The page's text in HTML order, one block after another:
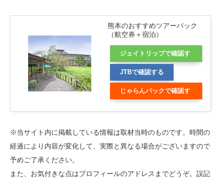
熊本のおすすめツアーパック
（航空券＋宿泊）
ジェイトリップで確認す
る
JTBで確認する
じゃらんパックで確認す
※当サイト内に掲載している情報は取材当時のものです。時間の
経過により内容が変化して、実際と異なる場合がございますので
予めご了承ください。
また、お気付きな点はプロフィールのアドレスまでどうぞ。誤記